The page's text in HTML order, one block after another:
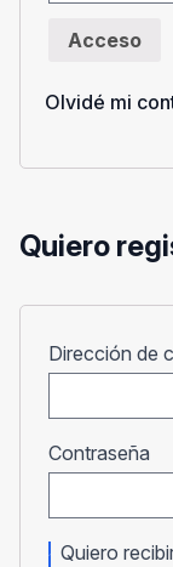
Acceso
Olvidé mi
Quiero
Dirección de
Contraseña
Quiero